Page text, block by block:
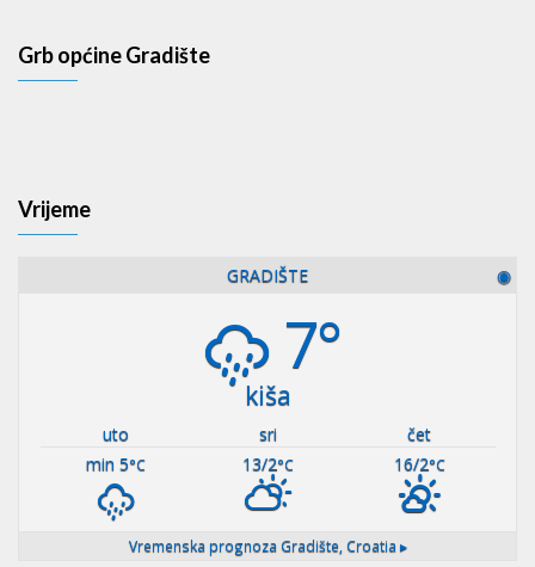
Grb općine Gradište
Vrijeme
GRADIŠTE ◉
7°
kiša
uto sri
čet
min 5°C 13/2°C 16/2°C
Vremenska prognoza Gradište, Croatia ▸